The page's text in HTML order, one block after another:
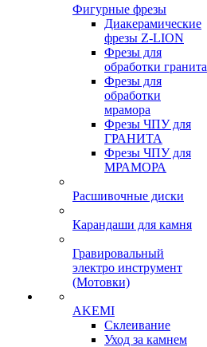
Фигурные фрезы
Диакерамические
фрезы Z-LION
Фрезы для
обработки гранита
Фрезы для
обработки
мрамора
Фрезы ЧПУ для
ГРАНИТА
Фрезы ЧПУ для
МРАМОРА
Расшивочные диски
Карандаши для камня
Гравировальный
электро инструмент
(Мотовки)
AKEMI
Склеивание
Уход за камнем